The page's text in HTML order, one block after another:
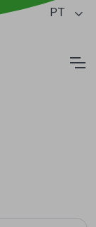
PT